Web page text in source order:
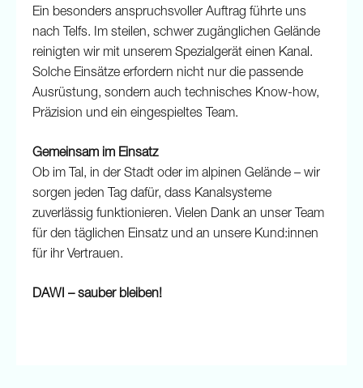
Ein besonders anspruchsvoller Auftrag führte uns
nach Telfs. Im steilen, schwer zugänglichen Gelände
reinigten wir mit unserem Spezialgerät einen Kanal.
Solche Einsätze erfordern nicht nur die passende
Ausrüstung, sondern auch technisches Know-how,
Präzision und ein eingespieltes Team.
Gemeinsam im Einsatz
Ob im Tal, in der Stadt oder im alpinen Gelände – wir
sorgen jeden Tag dafür, dass Kanalsysteme
zuverlässig funktionieren. Vielen Dank an unser Team
für den täglichen Einsatz und an unsere Kund:innen
für ihr Vertrauen.
DAWI – sauber bleiben!